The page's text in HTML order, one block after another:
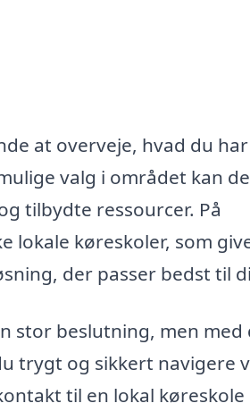
at overveje, hvad du
valg i området kan
tilbydte ressourcer. På
lokale køreskoler, som
der passer bedst til
stor beslutning, men med
trygt og sikkert navigere
til en lokal køreskole